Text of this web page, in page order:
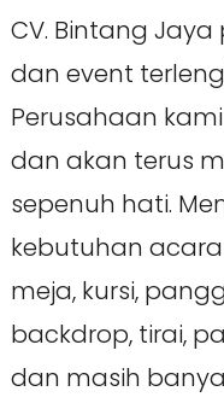
CV. Bintang
dan event
Perusahaan
dan akan terus
sepenuh hati.
kebutuhan
meja, kursi,
backdrop, tirai,
dan masih